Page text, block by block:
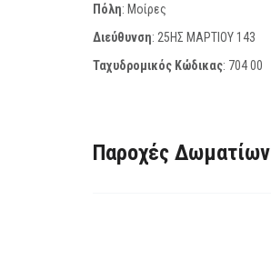
Πόλη: Μοίρες
Διεύθυνση: 25ΗΣ ΜΑΡΤΙΟΥ 143
Ταχυδρομικός Κώδικας: 704 00
Παροχές Δωματίων